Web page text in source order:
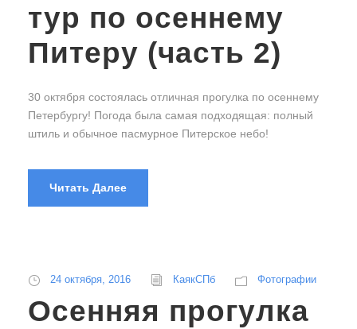
тур по осеннему
Питеру (часть 2)
30 октября состоялась отличная прогулка по осеннему
Петербургу! Погода была самая подходящая: полный
штиль и обычное пасмурное Питерское небо!
Читать Далее
24 октября, 2016 КаякСПб Фотографии
Осенняя прогулка